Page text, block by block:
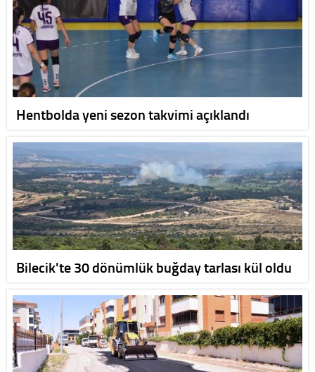
Hentbolda yeni sezon takvimi açıklandı
Bilecik'te 30 dönümlük buğday tarlası kül oldu